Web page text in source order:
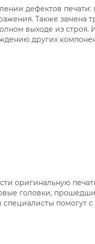
дефектов печати:
Также замена
выходе из строя.
других
оригинальную
головки,
помогут